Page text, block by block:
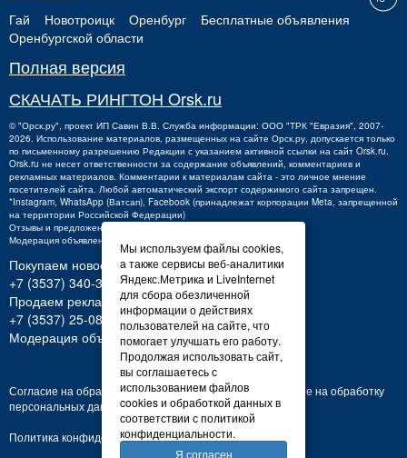
Гай Новотроицк Оренбург
Бесплатные объявления
Оренбургской области
Полная версия
СКАЧАТЬ РИНГТОН Orsk.ru
©"Орск.ру", проект ИП Савин В.В. Служба информации: ООО "ТРК "Евразия", 2007-
2026. Использование материалов, размещенных на сайте Орск.ру, допускается только
по письменному разрешению Редакции с указанием активной ссылки на сайт Orsk.ru.
Orsk.ru не несет ответственности за содержание объявлений, комментариев и
рекламных материалов. Комментарии к материалам сайта - это личное мнение
посетителей сайта. Любой автоматический экспорт содержимого сайта запрещен.
*Instagram, WhatsApp (Ватсап), Facebook (принадлежат корпорации Meta, запрещенной
на территории Российской Федерации)
Отзывы и предложения о работе портала:
Модерация объявлений +7 (3537) 32-71-28
Покупаем новости:
+7 (3537) 340-300,340300@orsk.ru
Продаем рекламу:
+7 (3537) 25-08-07;250807@orsk.ru
Модерация объявлений: +7 (3537) 32-71-28
Согласие на обработку персональных данных
Согласие на обработку
персональных данных
Политика конфиденциальности
Мы используем файлы cookies,
а также сервисы веб-аналитики
Яндекс.Метрика и LiveInternet
для сбора обезличенной
информации о действиях
пользователей на сайте, что
помогает улучшать его работу.
Продолжая использовать сайт,
вы соглашаетесь с
использованием файлов
cookies и обработкой данных в
соответствии с политикой
конфиденциальности.
Я согласен